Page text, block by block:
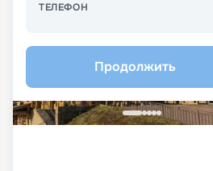
ТЕЛЕФОН
Продолжить